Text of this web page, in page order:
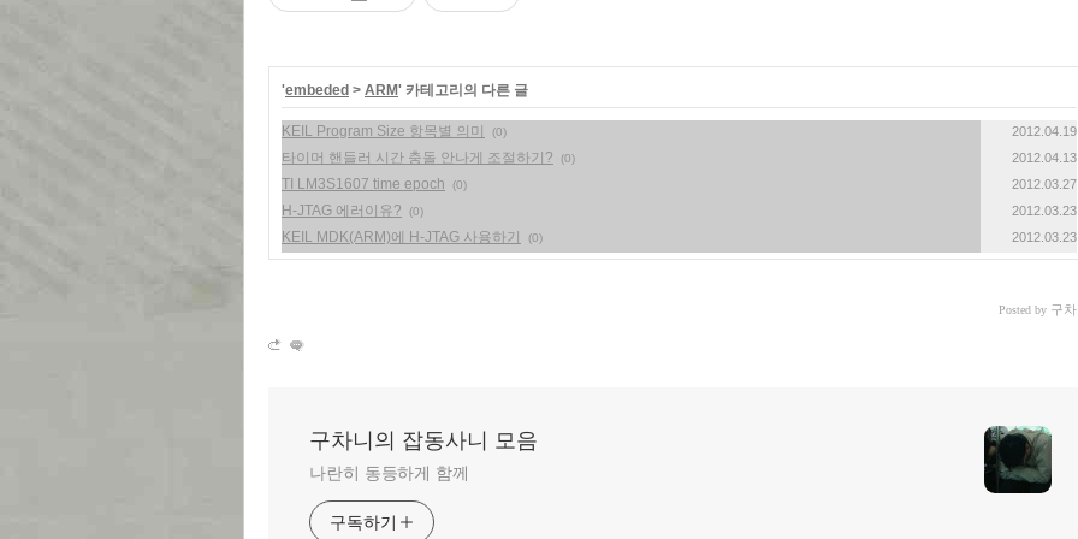
'embeded > ARM' 카테고리의 다른 글
KEIL Program Size 항목별 의미 (0) 2012.04.19
타이머 핸들러 시간 충돌 안나게 조절하기? (0) 2012.04.13
TI LM3S1607 time epoch (0) 2012.03.27
H-JTAG 에러이유? (0) 2012.03.23
KEIL MDK(ARM)에 H-JTAG 사용하기 (0) 2012.03.23
Posted by 구
구차니의 잡동사니 모음
나란히 동등하게 함께
구독하기